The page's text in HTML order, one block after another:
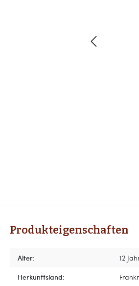
Produkteigenschaften
Alter:
12
Herkunftsland: